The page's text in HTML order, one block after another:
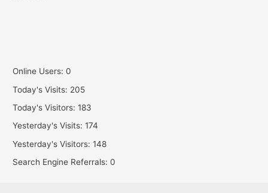
Online Users:0
Today's Visits: 205
Today's Visitors:183
Yesterday's Visits:174
Yesterday's Visitors:148
Search Engine Referrals:0